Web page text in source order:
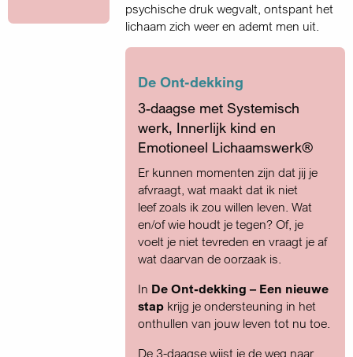
psychische druk wegvalt, ontspant het
lichaam zich weer en ademt men uit.
De Ont-dekking
3-daagse met Systemisch
werk, Innerlijk kind en
Emotioneel Lichaamswerk®
Er kunnen momenten zijn dat jij je
afvraagt, wat maakt dat ik niet
leef zoals ik zou willen leven. Wat
en/of wie houdt je tegen? Of, je
voelt je niet tevreden en vraagt je af
wat daarvan de oorzaak is.
In De Ont-dekking – Een nieuwe
stap krijg je ondersteuning in het
onthullen van jouw leven tot nu toe.
De 3-daagse wijst je de weg naar